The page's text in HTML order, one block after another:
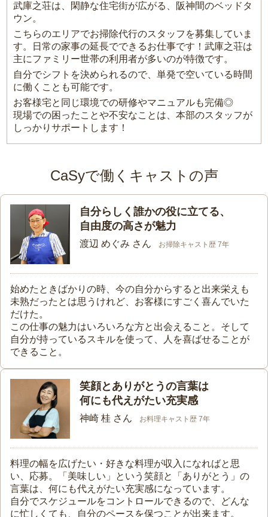
武庫之荘は、閑静な住宅街が広がる、阪神間のベッドタ
ウン。
こちらのエリアでお掃除代行のスタッフを募集していま
す。日常の家事の延長でできるお仕事です！武庫之荘は
主にファミリー世帯の利用者が多いのが特徴です。
自分でシフトを決められるので、単発で空いている時間
に働くことも可能です。
お客様宅と同じ環境での研修やマニュアルも完備◎
現場での困ったことや不安なことは、本部のスタッフが
しっかりサポートします！
CaSyで働くキャストの声
自分らしく誰かの役に立てる、
自由度の高さが魅力
渡辺 めぐみ さん お掃除キャスト歴 7年
始めたときばかりの時、今の自分からすると出来栄えも
未熟だったとは思うけれど、お客様にすごく喜んでいた
だけた。
この仕事の魅力はいろいろな方と出会えること。そして
自分が持っているスキルを使って、人を喜ばせることが
できること。
笑顔とありがとうの言葉は
何にも代えがたい充実感
神崎 桂 さん お料理キャスト歴 7年
料理の幅を広げたい・好きな料理が収入になればと思
い、応募。「美味しい」という笑顔と「ありがとう」の
言葉は、何にも代えがたい充実感になっています。
自分でスケジュールをコントロールできるので、どんな
に忙しくても、自分のペースを保つことが出来ます。